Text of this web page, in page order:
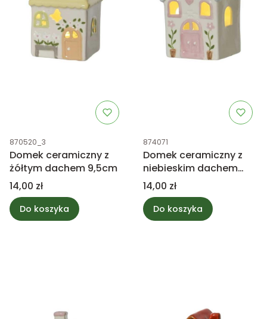
Kod produktu
870520_3
Domek ceramiczny z
żółtym dachem 9,5cm
Cena
14,00 zł
Do koszyka
Kod produktu
874071
Domek ceramiczny z
niebieskim dachem
9,5cm
Cena
14,00 zł
Do koszyka